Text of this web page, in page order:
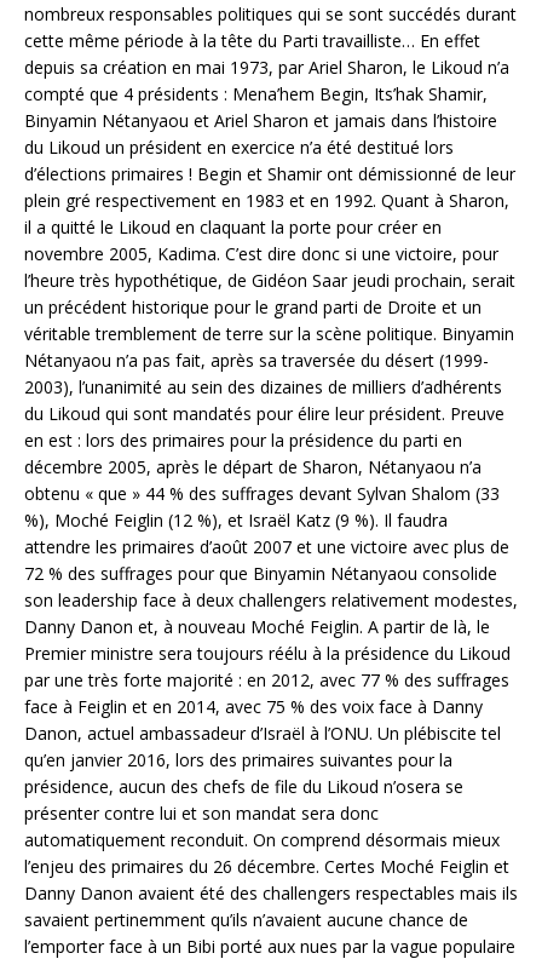
nombreux responsables politiques qui se sont succédés durant
cette même période à la tête du Parti travailliste… En effet
depuis sa création en mai 1973, par Ariel Sharon, le Likoud n’a
compté que 4 présidents : Mena’hem Begin, Its’hak Shamir,
Binyamin Nétanyaou et Ariel Sharon et jamais dans l’histoire
du Likoud un président en exercice n’a été destitué lors
d’élections primaires ! Begin et Shamir ont démissionné de leur
plein gré respectivement en 1983 et en 1992. Quant à Sharon,
il a quitté le Likoud en claquant la porte pour créer en
novembre 2005, Kadima. C’est dire donc si une victoire, pour
l’heure très hypothétique, de Gidéon Saar jeudi prochain, serait
un précédent historique pour le grand parti de Droite et un
véritable tremblement de terre sur la scène politique. Binyamin
Nétanyaou n’a pas fait, après sa traversée du désert (1999-
2003), l’unanimité au sein des dizaines de milliers d’adhérents
du Likoud qui sont mandatés pour élire leur président. Preuve
en est : lors des primaires pour la présidence du parti en
décembre 2005, après le départ de Sharon, Nétanyaou n’a
obtenu « que » 44 % des suffrages devant Sylvan Shalom (33
%), Moché Feiglin (12 %), et Israël Katz (9 %). Il faudra
attendre les primaires d’août 2007 et une victoire avec plus de
72 % des suffrages pour que Binyamin Nétanyaou consolide
son leadership face à deux challengers relativement modestes,
Danny Danon et, à nouveau Moché Feiglin. A partir de là, le
Premier ministre sera toujours réélu à la présidence du Likoud
par une très forte majorité : en 2012, avec 77 % des suffrages
face à Feiglin et en 2014, avec 75 % des voix face à Danny
Danon, actuel ambassadeur d’Israël à l’ONU. Un plébiscite tel
qu’en janvier 2016, lors des primaires suivantes pour la
présidence, aucun des chefs de file du Likoud n’osera se
présenter contre lui et son mandat sera donc
automatiquement reconduit. On comprend désormais mieux
l’enjeu des primaires du 26 décembre. Certes Moché Feiglin et
Danny Danon avaient été des challengers respectables mais ils
savaient pertinemment qu’ils n’avaient aucune chance de
l’emporter face à un Bibi porté aux nues par la vague populaire